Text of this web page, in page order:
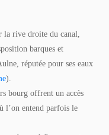
la rive droite du canal,
barques et
réputée pour ses eaux
).
bourg offrent un accès
l’on entend parfois le